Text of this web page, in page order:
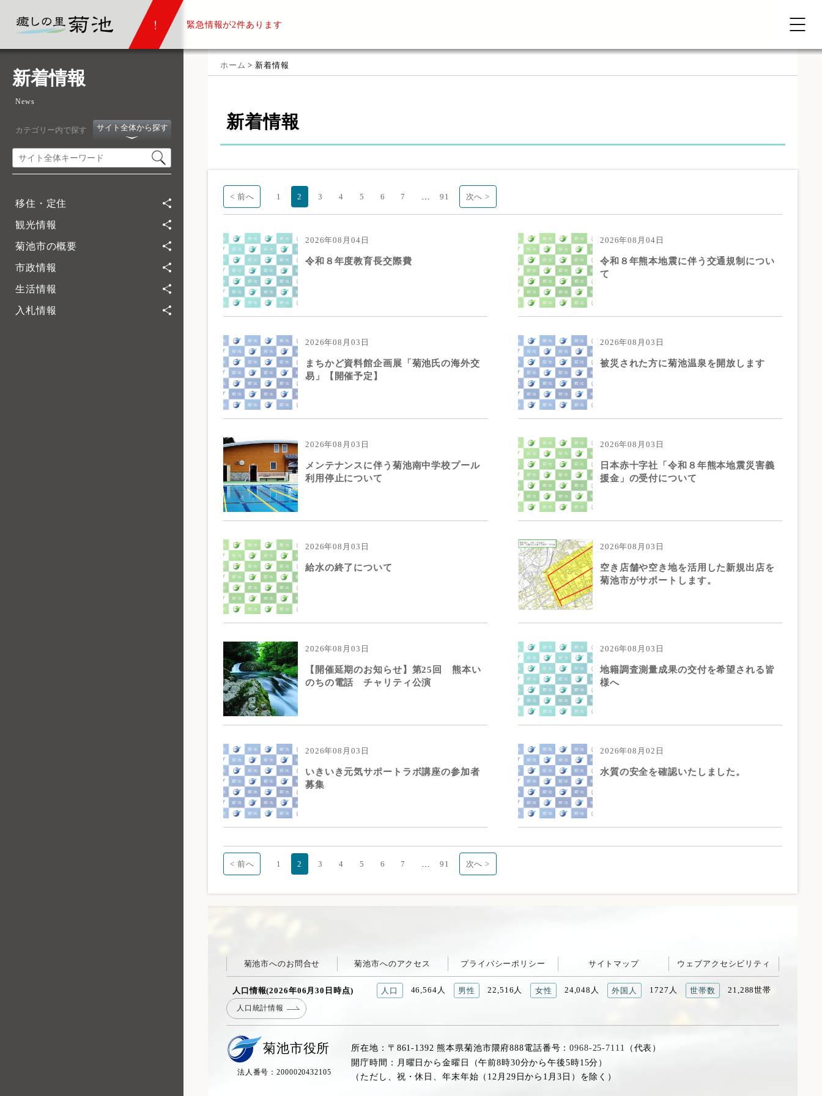
緊急情報が2件あります
新着情報
News
カテゴリー内で探す サイト全体から探す
移住・定住
観光情報
菊池市の概要
市政情報
生活情報
入札情報
ホーム > 新着情報
新着情報
< 前へ 1 2 3 4 5 6 7 91 次へ >
2026年08月04日
令和８年度教育長交際費
2026年08月04日
令和８年熊本地震に伴う交通規制につい
て
2026年08月03日
まちかど資料館企画展「菊池氏の海外交
易」【開催予定】
2026年08月03日
被災された方に菊池温泉を開放します
2026年08月03日
メンテナンスに伴う菊池南中学校プール
利用停止について
2026年08月03日
日本赤十字社「令和８年熊本地震災害義
援金」の受付について
2026年08月03日
給水の終了について
2026年08月03日
空き店舗や空き地を活用した新規出店を
菊池市がサポートします。
2026年08月03日
【開催延期のお知らせ】第25回 熊本い
のちの電話 チャリティ公演
2026年08月03日
地籍調査測量成果の交付を希望される皆
様へ
2026年08月03日
いきいき元気サポートラボ講座の参加者
募集
2026年08月02日
水質の安全を確認いたしました。
< 前へ 1 2 3 4 5 6 7 91 次へ >
菊池市へのお問合せ 菊池市へのアクセス プライバシーポリシー サイトマップ ウェブアクセシビリティ
人口情報(2026年06月30日時点) 人口 46,564人 男性 22,516人 女性 24,048人 外国人 1727人 世帯数 21,288世帯
人口統計情報
菊池市役所
法人番号：2000020432105
所在地：〒861-1392 熊本県菊池市隈府888電話番号：0968-25-7111
（代表）
開庁時間：月曜日から金曜日（午前8時30分から午後5時15分）
（ただし、祝・休日、年末年始（12月29日から1月3日）を除く）